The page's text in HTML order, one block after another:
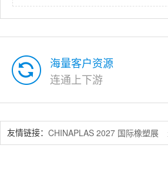
海量客户资源
连通上下游
友情链接： CHINAPLAS 2027 国际橡塑展